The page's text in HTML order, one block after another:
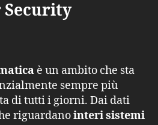
Security
è un ambito che sta
sempre più
di tutti i giorni. Dai dati
riguardanointeri sistemi